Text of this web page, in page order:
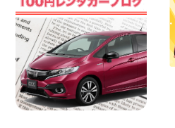
お盆も休まず営
旭南本宿町店
お引越しに便利
坂出川津店
【カーシェアの